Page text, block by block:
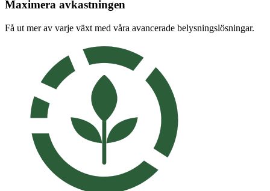
Maximera avkastningen
Få ut mer av varje växt med våra avancerade belysningslösningar.